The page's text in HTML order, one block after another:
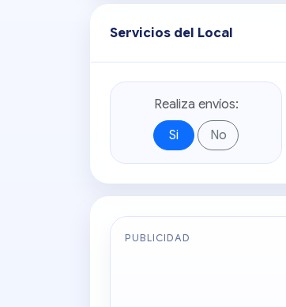
Servicios del Local
Realiza envíos:
Si
No
PUBLICIDAD